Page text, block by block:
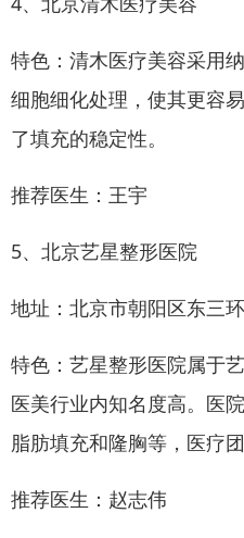
特色：清木医疗美容采用
细胞细化处理，使其更容
了填充的稳定性。
推荐医生：王宇
5、北京艺星整形医院
地址：北京市朝阳区东三
特色：艺星整形医院属于
医美行业内知名度高。医
脂肪填充和隆胸等，医疗
推荐医生：赵志伟